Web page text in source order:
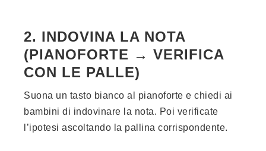
2. INDOVINA LA NOTA
(PIANOFORTE → VERIFICA
CON LE PALLE)
Suona un tasto bianco al pianoforte e chiedi ai
bambini di indovinare la nota. Poi verificate
l’ipotesi ascoltando la pallina corrispondente.